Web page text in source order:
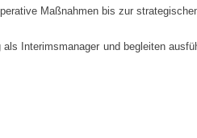
Maßnahmen bis zur
Interimsmanager und begleiten